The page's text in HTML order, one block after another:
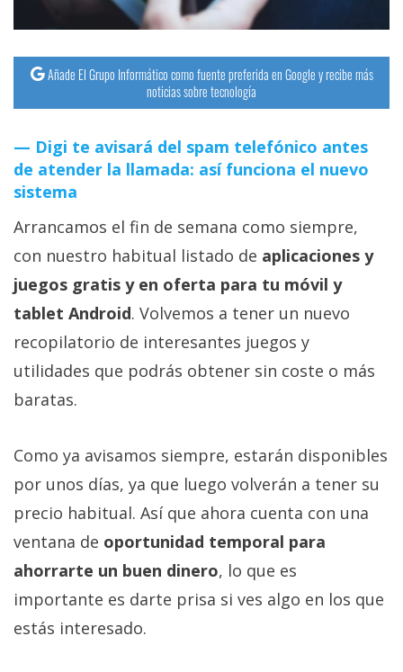
Añade El Grupo Informático como fuente preferida en Google y recibe más
noticias sobre tecnología
Digi te avisará del spam telefónico antes
de atender la llamada: así funciona el nuevo
sistema
Arrancamos el fin de semana como siempre,
con nuestro habitual listado de aplicaciones y
juegos gratis y en oferta para tu móvil y
tablet Android. Volvemos a tener un nuevo
recopilatorio de interesantes juegos y
utilidades que podrás obtener sin coste o más
baratas.
Como ya avisamos siempre, estarán disponibles
por unos días, ya que luego volverán a tener su
precio habitual. Así que ahora cuenta con una
ventana de oportunidad temporal para
ahorrarte un buen dinero, lo que es
importante es darte prisa si ves algo en los que
estás interesado.